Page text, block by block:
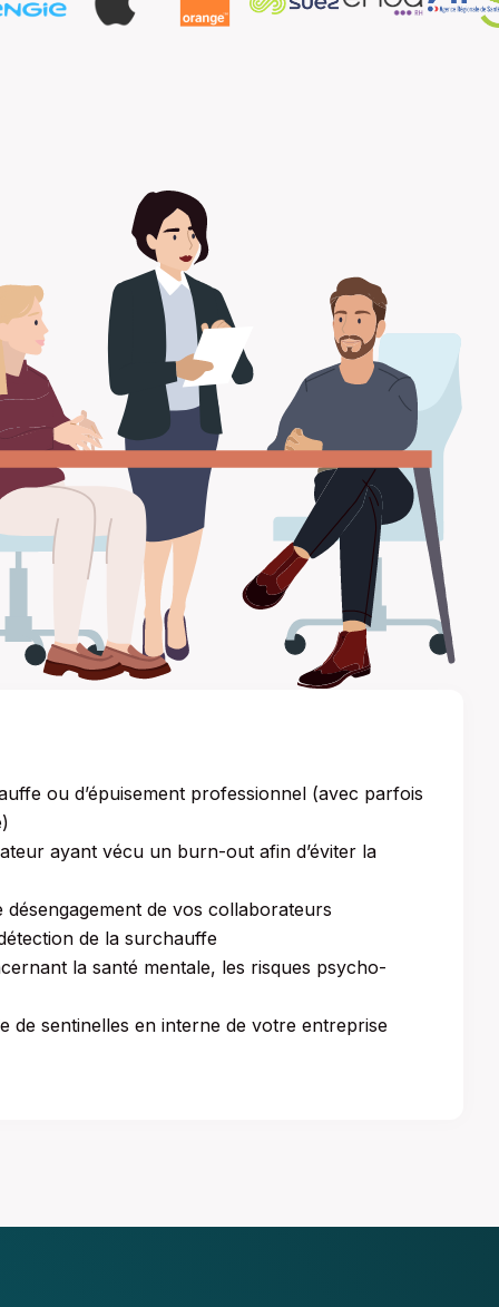
ou d’épuisement professionnel (avec parfois
ayant vécu un burn-out afin d’éviter la
de vos collaborateurs
de la surchauffe
la santé mentale, les risques psycho-
de sentinelles en interne de votre entreprise